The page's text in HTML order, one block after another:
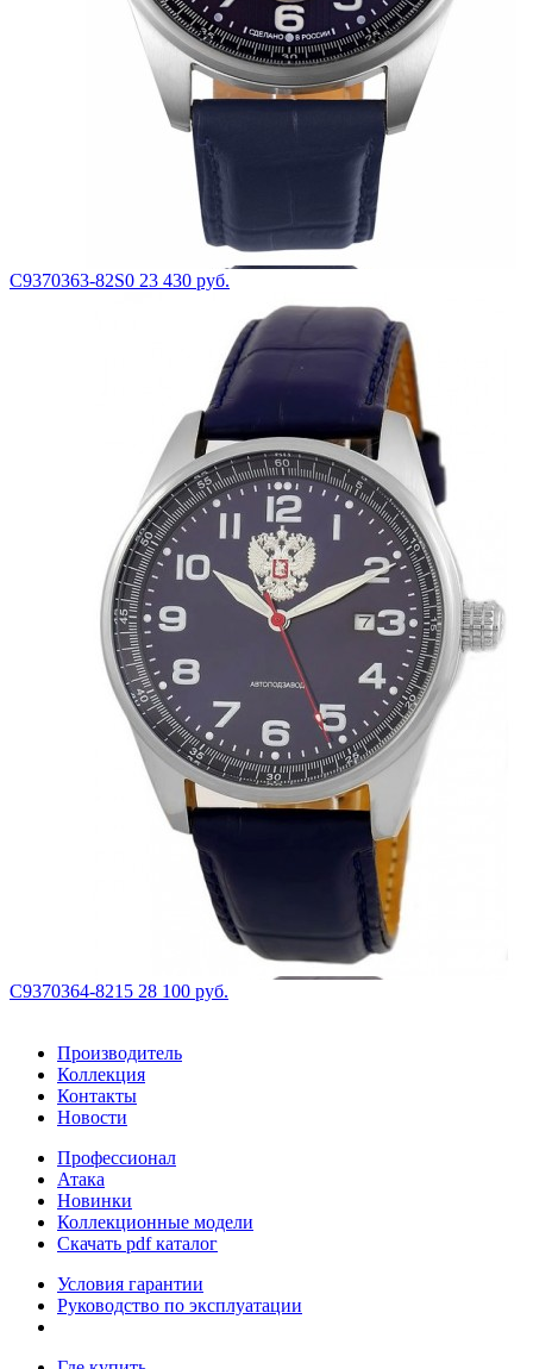
С9370363-82S0 23 430 руб.
С9370364-8215 28 100 руб.
Производитель
Коллекция
Контакты
Новости
Профессионал
Атака
Новинки
Коллекционные модели
Скачать pdf каталог
Условия гарантии
Руководство по эксплуатации